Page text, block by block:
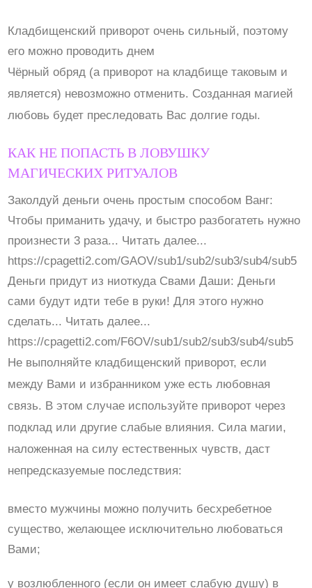
Кладбищенский приворот очень сильный, поэтому
его можно проводить днем
Чёрный обряд (а приворот на кладбище таковым и
является) невозможно отменить. Созданная магией
любовь будет преследовать Вас долгие годы.
КАК НЕ ПОПАСТЬ В ЛОВУШКУ
МАГИЧЕСКИХ РИТУАЛОВ
Заколдуй деньги очень простым способом Ванг:
Чтобы приманить удачу, и быстро разбогатеть нужно
произнести 3 раза... Читать далее...
https://cpagetti2.com/GAOV/sub1/sub2/sub3/sub4/sub5
Деньги придут из ниоткуда Свами Даши: Деньги
сами будут идти тебе в руки! Для этого нужно
сделать... Читать далее...
https://cpagetti2.com/F6OV/sub1/sub2/sub3/sub4/sub5
Не выполняйте кладбищенский приворот, если
между Вами и избранником уже есть любовная
связь. В этом случае используйте приворот через
подклад или другие слабые влияния. Сила магии,
наложенная на силу естественных чувств, даст
непредсказуемые последствия:
вместо мужчины можно получить бесхребетное
существо, желающее исключительно любоваться
Вами;
у возлюбленного (если он имеет слабую душу) в